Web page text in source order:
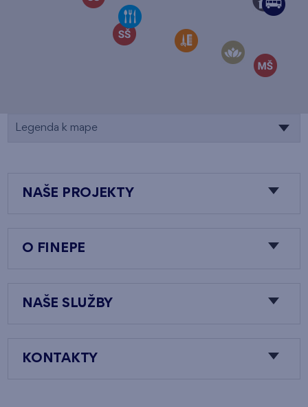
Legenda k mape
NAŠE PROJEKTY
O FINEPE
NAŠE SLUŽBY
KONTAKTY